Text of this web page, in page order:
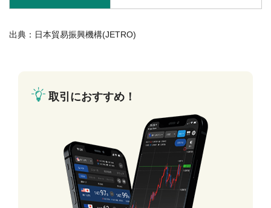
出典：日本貿易振興機構(JETRO)
取引におすすめ！